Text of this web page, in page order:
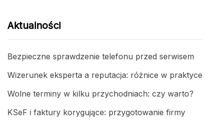
Aktualności
Bezpieczne sprawdzenie telefonu przed serwisem
Wizerunek eksperta a reputacja: różnice w praktyce
Wolne terminy w kilku przychodniach: czy warto?
KSeF i faktury korygujące: przygotowanie firmy